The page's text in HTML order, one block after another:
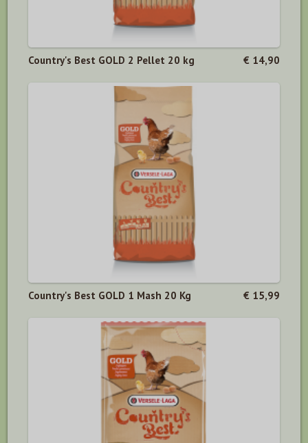
Country's Best GOLD 2 Pellet 20 kg € 14,90
Country's Best GOLD 1 Mash 20 Kg € 15,99